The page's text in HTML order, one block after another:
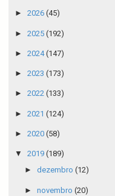
► 2026 (45)
► 2025 (192)
► 2024(147)
► 2023 (173)
► 2022 (133)
► 2021 (124)
► 2020 (58)
▼ 2019 (189)
► dezembro (12)
► novembro (20)